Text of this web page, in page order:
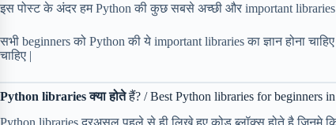
इस पोस्ट के अंदर हम Python की कुछ सबसे अच्छी और important
सभी beginners को Python की ये important libraries का ज्ञान होना
चाहिए |
Python libraries क्या होतेहैं? / Best Python libraries for beginners in
Python libraries दरअसल पहले से ही लिखे हुए कोड ब्लॉक्स होते है जिनमे